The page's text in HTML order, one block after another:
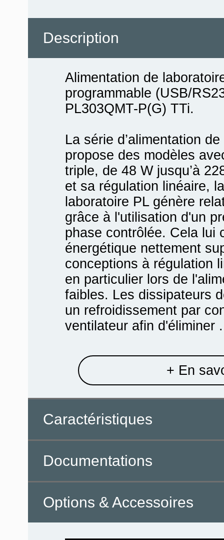
Description
Alimentation de
programmable (USB/
PL303QMT-P(G) TTi.
La série d’alimentation
propose des modèles
triple, de 48 W jusqu’à
et sa régulation linéaire,
laboratoire PL génère
grâce à l'utilisation d'un
phase contrôlée. Cela lui
énergétique nettement
conceptions à régulation
en particulier lors de
faibles. Les dissipateurs
un refroidissement par
ventilateur afin d'éliminer
+ En
Caractéristiques
Documentations
Options & Accessoires